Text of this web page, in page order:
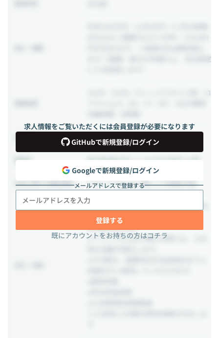
求人情報をご覧いただくには会員登録が必要になります
GitHubで新規登録/ログイン
Googleで新規登録/ログイン
メールアドレスで登録する
登録する
既にアカウントをお持ちの方はコチラ
ます ※経験、能力を考慮の上、当社規定
（フレックスタイム制（コ
週5日出社
勤務地 東京都港区芝4-１-28 PMO田町Ⅲ8階
出社に関する補足情報 リモートワークに関しては相談可能
●完全週休二日制（土曜日・日曜日・祝
日）
●年間休日120日
●イベントが土日に重なる際には、土日